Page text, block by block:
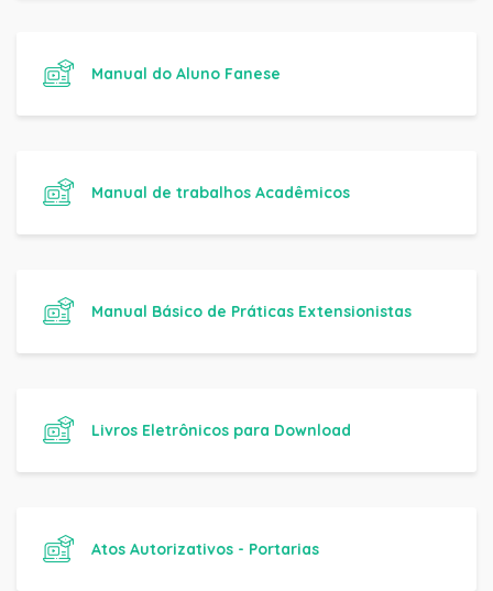
Manual do Aluno Fanese
Manual de trabalhos Acadêmicos
Manual Básico de Práticas Extensionistas
Livros Eletrônicos para Download
Atos Autorizativos - Portarias